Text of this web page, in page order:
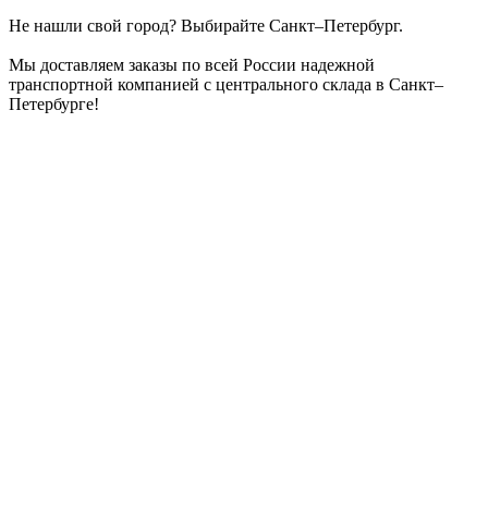
Не нашли свой город? Выбирайте Санкт–Петербург.
Мы доставляем заказы по всей России надежной
транспортной компанией с центрального склада в Санкт–
Петербурге!